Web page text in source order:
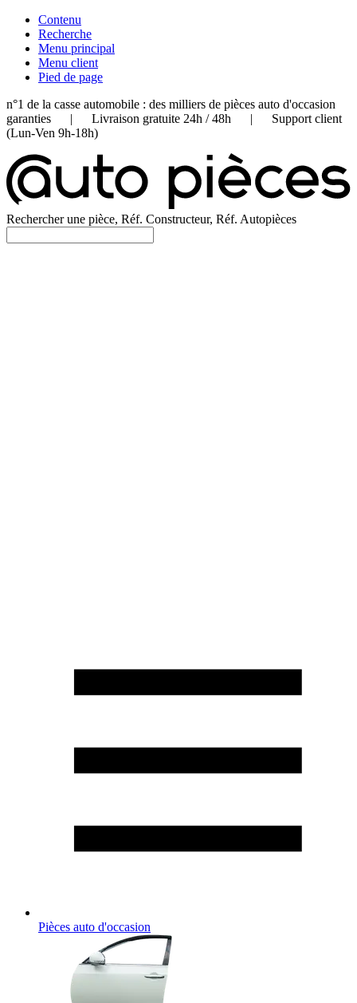
Contenu
Recherche
Menu principal
Menu client
Pied de page
n°1 de la casse automobile : des milliers de pièces auto d'occasion
garanties | Livraison gratuite 24h / 48h | Support client
(Lun-Ven 9h-18h)
Rechercher une pièce, Réf. Constructeur, Réf. Autopièces
Pièces auto d'occasion